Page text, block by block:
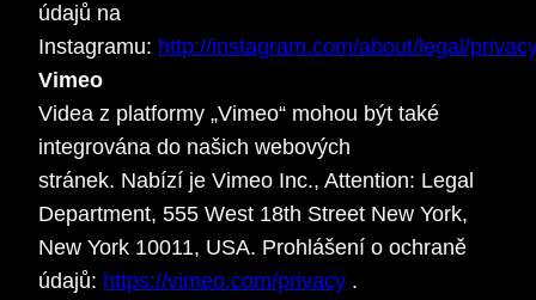
údajů na
Instagramu: http://instagram.com/about/legal/
Vimeo
Videa z platformy „Vimeo“ mohou být také
integrována do našich webových
stránek. Nabízí je Vimeo Inc., Attention: Legal
Department, 555 West 18th Street New York,
New York 10011, USA. Prohlášení o ochraně
údajů: https://vimeo.com/privacy .